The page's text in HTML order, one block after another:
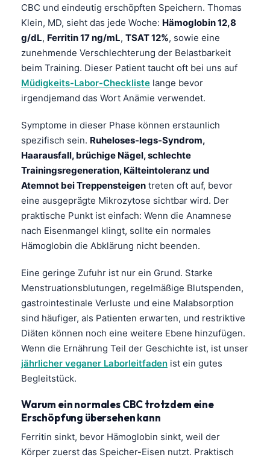
CBC und eindeutig erschöpften Speichern. Thomas
Klein, MD, sieht das jede Woche: Hämoglobin 12,8
g/dL, Ferritin 17 ng/mL, TSAT 12%, sowie eine
zunehmende Verschlechterung der Belastbarkeit
beim Training. Dieser Patient taucht oft bei uns auf
Müdigkeits-Labor-Checkliste lange bevor
irgendjemand das Wort Anämie verwendet.
Symptome in dieser Phase können erstaunlich
spezifisch sein. Ruheloses-legs-Syndrom,
Haarausfall, brüchige Nägel, schlechte
Trainingsregeneration, Kälteintoleranz und
Atemnot bei Treppensteigen treten oft auf, bevor
eine ausgeprägte Mikrozytose sichtbar wird. Der
praktische Punkt ist einfach: Wenn die Anamnese
nach Eisenmangel klingt, sollte ein normales
Hämoglobin die Abklärung nicht beenden.
Eine geringe Zufuhr ist nur ein Grund. Starke
Menstruationsblutungen, regelmäßige Blutspenden,
gastrointestinale Verluste und eine Malabsorption
sind häufiger, als Patienten erwarten, und restriktive
Diäten können noch eine weitere Ebene hinzufügen.
Wenn die Ernährung Teil der Geschichte ist, ist unser
jährlicher veganer Laborleitfaden ist ein gutes
Begleitstück.
Warum ein normales CBC trotzdem eine
Erschöpfung übersehen kann
Ferritin sinkt, bevor Hämoglobin sinkt, weil der
Körper zuerst das Speicher-Eisen nutzt. Praktisch
اردو
मराठी
తెలుగు
ಕನ್ನಡ
മലയാളം
Bahasa Melayu
Tiếng Việt
Tagalog
ไทย
ဗမာစာ
ភាសាខ្មែរ
አማርኛ
Українська
Қазақ тілі
Suomi
Hrvatski
Slovenčina
كوردی‎